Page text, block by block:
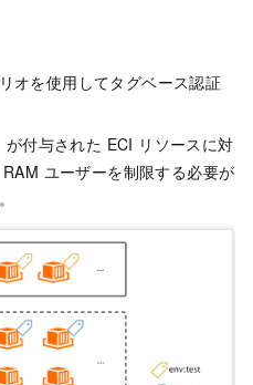
オを使用してタグベース認証
が付与された ECI リソースに対
ユーザーを制限する必要が